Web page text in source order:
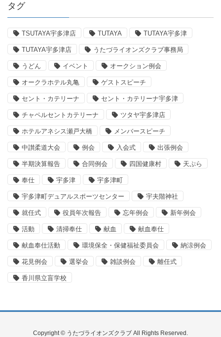
タグ
TSUTAYA宇多津店 TUTAYA TUTAYA宇多津
TUTAYA宇多津店 うたづライオンズクラブ事務局
うどん イベント オークション例会
オークラホテル丸亀 ゲストスピーチ
セント・カテリーナ セント・カテリーナ宇多津
チャペルセントカテリーナ ツタヤ宇多津店
ホテルアネシス瀬戸大橋 メンバースピーチ
中讃柔道大会 例会 入会式 出張例会
半期決算報告 合同例会 四国健康村 天ぷら
奉仕 宇多津 宇多津町
宇多津町デュアルスポーツセンター 宇夫階神社
就任式 役員年次報告 忘年例会 新年例会
活動 清掃奉仕 献血 献血奉仕
献血奉仕活動 環境保全・保健福祉委員会 納涼例会
花見例会 選挙会 雑談例会 離任式
香川県立盲学校
Copyright © うたづライオンズクラブ All Rights Reserved.